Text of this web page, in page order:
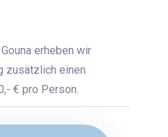
erheben wir
zusätzlich einen
€ pro Person.